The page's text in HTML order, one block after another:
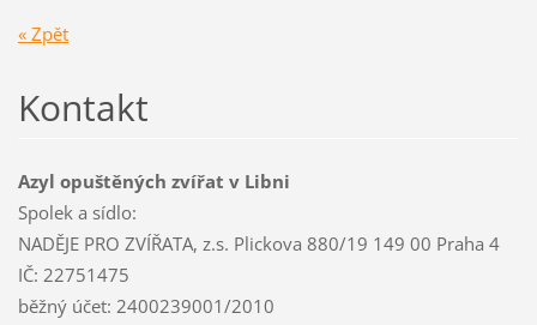
« Zpět
Kontakt
Azyl opuštěných zvířat v Libni
Spolek a sídlo:
NADĚJE PRO ZVÍŘATA, z.s. Plickova 880/19 149 00 Praha 4
IČ: 22751475
běžný účet: 2400239001/2010